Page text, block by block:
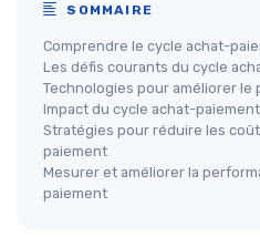
SOMMAIRE
Comprendre le cycle achat-
Les défis courants du cycle
Technologies pour améliorer
Impact du cycle achat-
Stratégies pour réduire les
paiement
Mesurer et améliorer la
paiement